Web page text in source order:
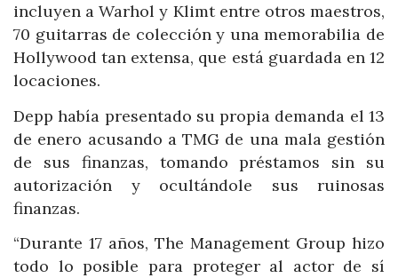
incluyen a Warhol y Klimt entre otros maestros,
70 guitarras de colección y una memorabilia de
Hollywood tan extensa, que está guardada en 12
locaciones.
Depp había presentado su propia demanda el 13
de enero acusando a TMG de una mala gestión
de sus finanzas, tomando préstamos sin su
autorización y ocultándole sus ruinosas
finanzas.
“Durante 17 años, The Management Group hizo
todo lo posible para proteger al actor de sí